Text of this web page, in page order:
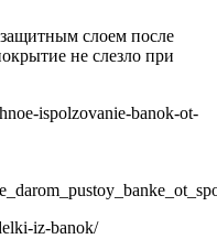
слоем после
не слезло при
ispolzovanie-banok-ot-
iz-banok/